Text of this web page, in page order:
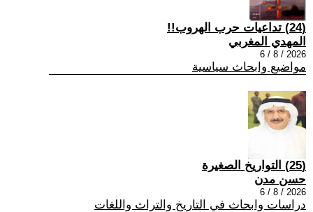
(24) تداعيات حرب الهروب!!
المهدي المغربي
2026 / 8 / 6
مواضيع وابحاث سياسية
(25) التواريخ الصغيرة
حسن مدن
2026 / 8 / 6
دراسات وابحاث في التاريخ والتراث واللغات